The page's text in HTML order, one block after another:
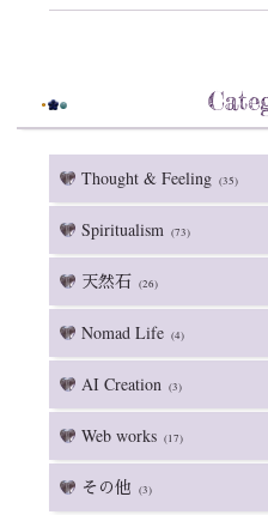
Thought & Feeling (35)
Spiritualism (73)
天然石 (26)
Nomad Life (4)
AI Creation (3)
Web works (17)
その他 (3)